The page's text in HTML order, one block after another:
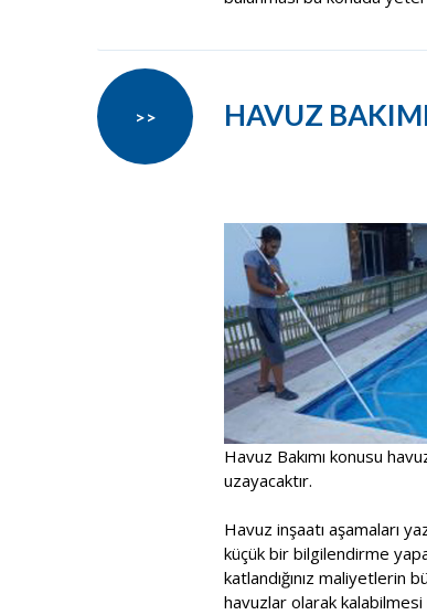
HAVUZ
>>
Havuz Bakımı konusu
uzayacaktır.
Havuz inşaatı aşamaları
küçük bir bilgilendirme
katlandığınız maliyetlerin
havuzlar olarak